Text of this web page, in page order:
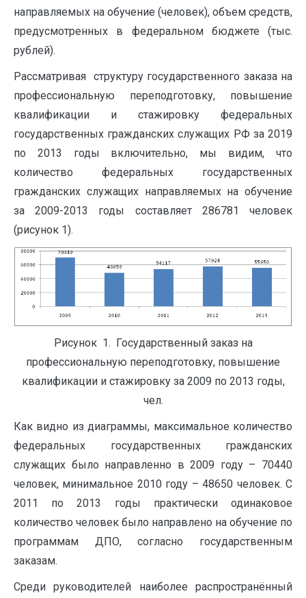
направляемых на обучение (человек), объем средств,
предусмотренных в федеральном бюджете (тыс.
рублей).
Рассматривая структуру государственного заказа на
профессиональную переподготовку, повышение
квалификации и стажировку федеральных
государственных гражданских служащих РФ за 2019
по 2013 годы включительно, мы видим, что
количество федеральных государственных
гражданских служащих направляемых на обучение
за 2009-2013 годы составляет 286781 человек
(рисунок 1).
Рисунок 1. Государственный заказ на
профессиональную переподготовку, повышение
квалификации и стажировку за 2009 по 2013 годы,
чел.
Как видно из диаграммы, максимальное количество
федеральных государственных гражданских
служащих было направленно в 2009 году – 70440
человек, минимальное 2010 году – 48650 человек. С
2011 по 2013 годы практически одинаковое
количество человек было направлено на обучение по
программам ДПО, согласно государственным
заказам.
Среди руководителей наиболее распространённый